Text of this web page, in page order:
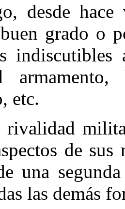
desde
grado o
indiscutibles
etc.
de
una
las demás